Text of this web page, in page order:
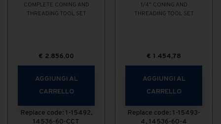
COMPLETE CONING AND
THREADING TOOL SET
€ 2.856,00
AGGIUNGI AL
CARRELLO
Replace code: 1-15492,
14536-60-CCT
1/4" CONING AND
THREADING TOOL SET
€ 1.454,78
AGGIUNGI AL
CARRELLO
Replace code: 1-15493-
4, 14536-60-4